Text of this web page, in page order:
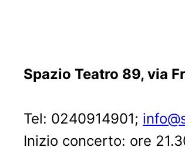
Spazio
Tel: 0240914901;
Inizio concerto: ore